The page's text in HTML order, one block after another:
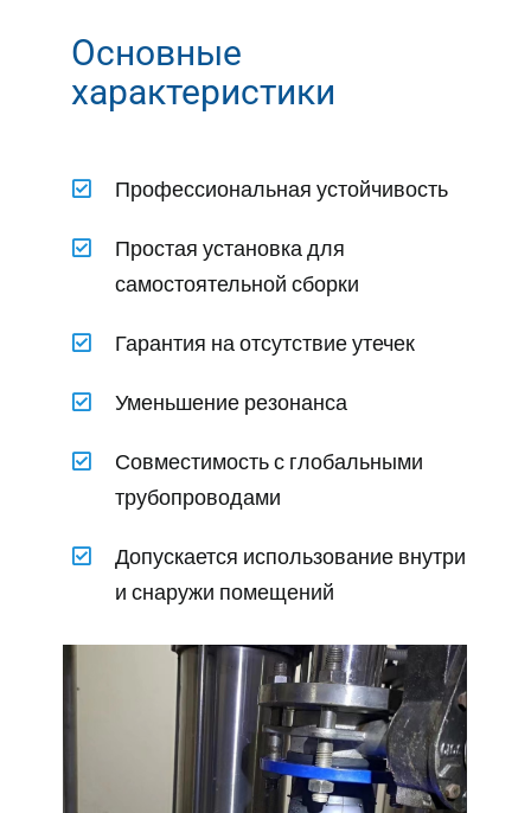
Основные
характеристики
Профессиональная устойчивость
Простая установка для
самостоятельной сборки
Гарантия на отсутствие утечек
Уменьшение резонанса
Совместимость с глобальными
трубопроводами
Допускается использование внутри
и снаружи помещений